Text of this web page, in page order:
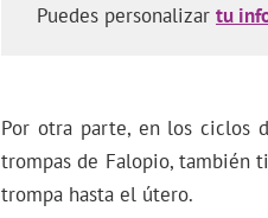
Puedes personalizar tu
Por otra parte, en los ciclos
trompas de Falopio, también
trompa hasta el útero.